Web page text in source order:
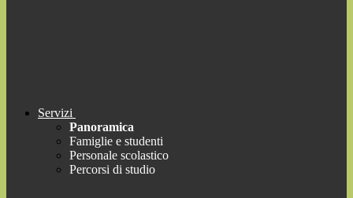
Servizi
Panoramica
Famiglie e studenti
Personale scolastico
Percorsi di studio